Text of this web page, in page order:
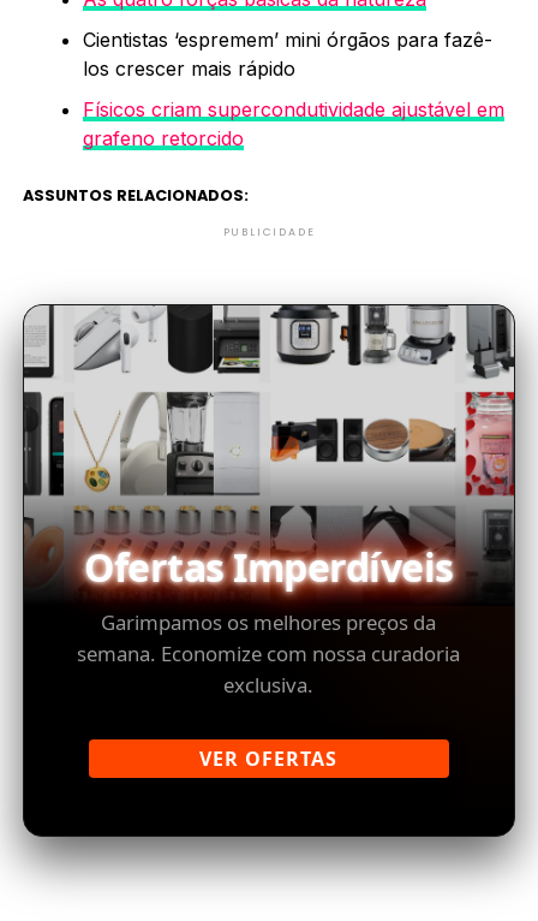
Cientistas ‘espremem’ mini órgãos para fazê-
los crescer mais rápido
Físicos criam supercondutividade ajustável em
grafeno retorcido
ASSUNTOS RELACIONADOS:
PUBLICIDADE
Ofertas Imperdíveis
Garimpamos os melhores preços da
semana. Economize com nossa curadoria
exclusiva.
VER OFERTAS